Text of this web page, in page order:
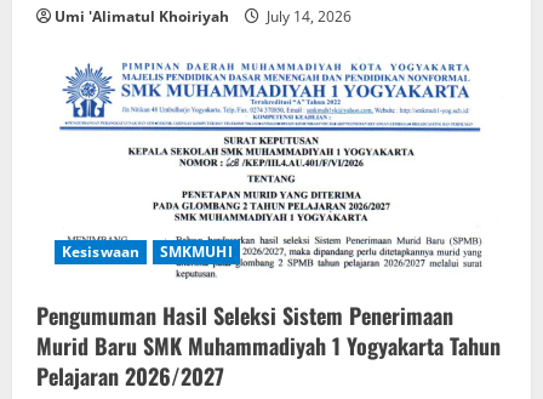
Umi 'Alimatul Khoiriyah July 14, 2026
Kesiswaan SMKMUHI
Pengumuman Hasil Seleksi Sistem Penerimaan
Murid Baru SMK Muhammadiyah 1 Yogyakarta Tahun
Pelajaran 2026/2027